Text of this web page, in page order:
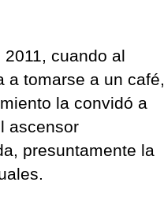
cuando al
a tomarse a un café,
la convidó a
ascensor
presuntamente la